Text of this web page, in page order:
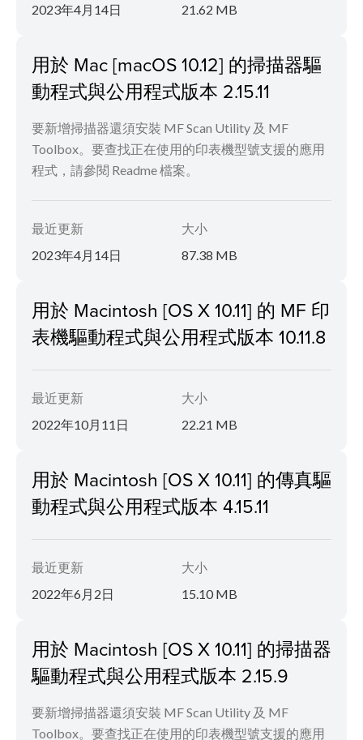
2023年4月14日
21.62 MB
用於 Mac [macOS 10.12] 的掃描器驅
動程式與公用程式版本 2.15.11
要新增掃描器還須安裝 MF Scan Utility 及 MF
Toolbox。要查找正在使用的印表機型號支援的應用
程式，請參閱 Readme 檔案。
最近更新
2023年4月14日
大小
87.38 MB
用於 Macintosh [OS X 10.11] 的 MF 印
表機驅動程式與公用程式版本 10.11.8
最近更新
2022年10月11日
大小
22.21 MB
用於 Macintosh [OS X 10.11] 的傳真驅
動程式與公用程式版本 4.15.11
最近更新
2022年6月2日
大小
15.10 MB
用於 Macintosh [OS X 10.11] 的掃描器
驅動程式與公用程式版本 2.15.9
要新增掃描器還須安裝 MF Scan Utility 及 MF
Toolbox。要查找正在使用的印表機型號支援的應用